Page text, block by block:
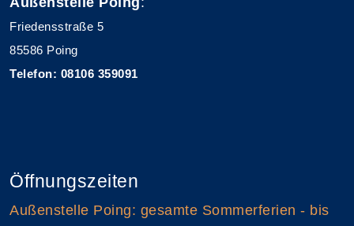
Friedensstraße 5
85586 Poing
Telefon: 08106 359091
Öffnungszeiten
Außenstelle Poing: gesamte Sommerferien - bis